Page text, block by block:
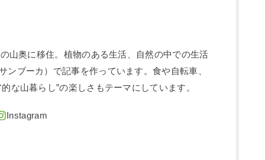
山奥に移住。植物のある生活、自然の中での生活
ンブーカ）で記事を作っています。食や自転車、
な山暮らし”の楽しさもテーマにしています。